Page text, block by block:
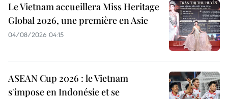
Le Vietnam accueillera Miss Heritage
Global 2026, une première en Asie
04/08/2026 04:15
ASEAN Cup 2026 : le Vietnam
s'impose en Indonésie et se